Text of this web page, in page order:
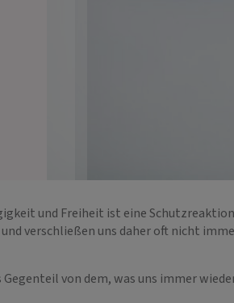
und Freiheit ist eine
verschließen uns daher oft nicht
von dem, was uns immer